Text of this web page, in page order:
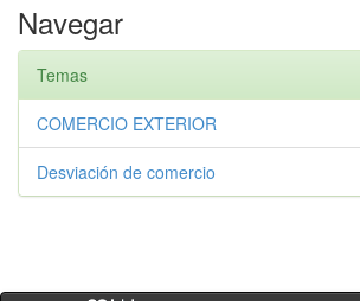
Navegar
Temas
COMERCIO EXTERIOR
Desviación de comercio